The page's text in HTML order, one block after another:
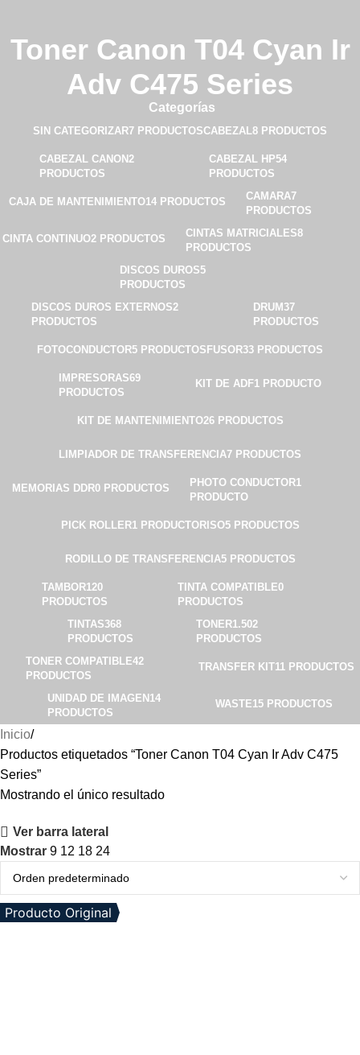
Toner Canon T04 Cyan Ir
Adv C475 Series
Categorías
SIN CATEGORIZAR7 PRODUCTOSCABEZAL8 PRODUCTOS
CABEZAL CANON2
PRODUCTOS
CABEZAL HP54
PRODUCTOS
CAJA DE MANTENIMIENTO14 PRODUCTOS CAMARA7
PRODUCTOS
CINTA CONTINUO2 PRODUCTOS CINTAS MATRICIALES8
PRODUCTOS
DISCOS DUROS5
PRODUCTOS
DISCOS DUROS EXTERNOS2
PRODUCTOS
DRUM 37
PRODUCTOS
FOTOCONDUCTOR5 PRODUCTOS FUSOR33 PRODUCTOS
IMPRESORAS69
PRODUCTOS
KIT DE ADF1 PRODUCTO
KIT DE MANTENIMIENTO26 PRODUCTOS
LIMPIADOR DE TRANSFERENCIA7 PRODUCTOS
MEMORIAS DDR0 PRODUCTOS PHOTO CONDUCTOR1
PRODUCTO
PICK ROLLER1 PRODUCTORISO5 PRODUCTOS
RODILLO DE TRANSFERENCIA5 PRODUCTOS
TAMBOR120
PRODUCTOS
TINTA COMPATIBLE0
PRODUCTOS
TINTAS368
PRODUCTOS
TONER1.502
PRODUCTOS
TONER COMPATIBLE42
PRODUCTOS
TRANSFER KIT11 PRODUCTOS
UNIDAD DE IMAGEN 14
PRODUCTOS
WASTE15 PRODUCTOS
Inicio
Productos etiquetados “Toner Canon T04 Cyan Ir Adv C475
Series”
Mostrando el único resultado
Ver barra lateral
Mostrar 9 12 18 24
Producto Original